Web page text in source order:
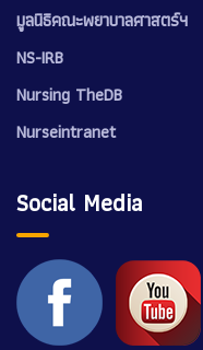
มูลนิธิคณะพยาบาลศาสตร์ฯ
NS-IRB
Nursing TheDB
Nurseintranet
Social Media